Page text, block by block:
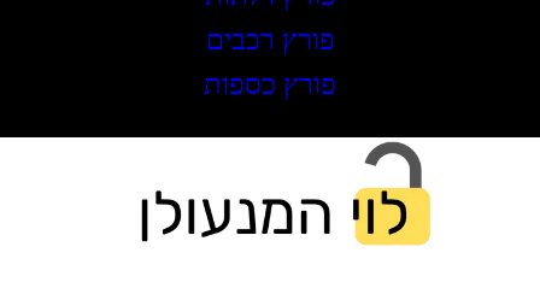
פורץ רכבים
פורץ כספות